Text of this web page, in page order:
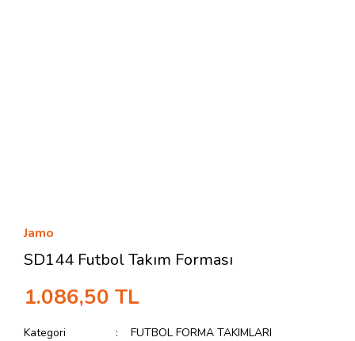
Jamo
SD144 Futbol Takım Forması
1.086,50 TL
Kategori
FUTBOL FORMA TAKIMLARI